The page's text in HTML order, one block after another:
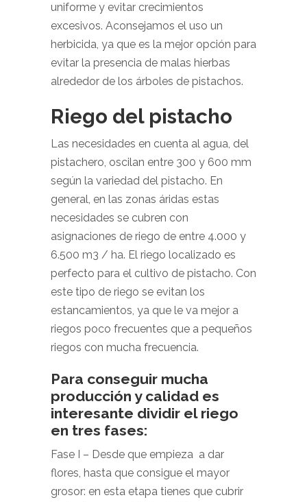
uniforme y evitar crecimientos
excesivos. Aconsejamos el uso un
herbicida, ya que es la mejor opción para
evitar la presencia de malas hierbas
alrededor de los árboles de pistachos.
Riego del pistacho
Las necesidades en cuenta al agua, del
pistachero, oscilan entre 300 y 600 mm
según la variedad del pistacho. En
general, en las zonas áridas estas
necesidades se cubren con
asignaciones de riego de entre 4.000 y
6.500 m3 / ha. El riego localizado es
perfecto para el cultivo de pistacho. Con
este tipo de riego se evitan los
estancamientos, ya que le va mejor a
riegos poco frecuentes que a pequeños
riegos con mucha frecuencia.
Para conseguir mucha
producción y calidad es
interesante dividir el riego
en tres fases:
Fase I – Desde que empieza a dar
flores, hasta que consigue el mayor
grosor: en esta etapa tienes que cubrir